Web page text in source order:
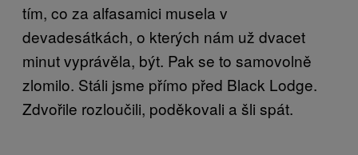
tím, co za alfasamici musela v
devadesátkách, o kterých nám už dvacet
minut vyprávěla, být. Pak se to samovolně
zlomilo. Stáli jsme přímo před Black Lodge.
Zdvořile rozloučili, poděkovali a šli spát.